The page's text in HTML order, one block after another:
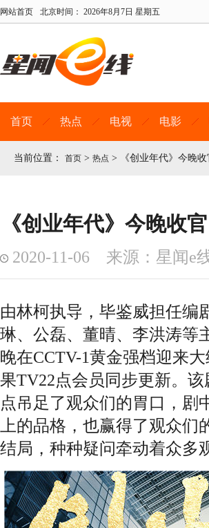
网站首页 北京时间： 2026年8月7日 星期五
首页 热点 电视 电影
当前位置： 首页 > 热点 > 《创业年代》今晚
《创业年代》今晚收
2020-11-06 来源：星闻e
由林柯执导，毕鉴威担任编
琳、公磊、董晴、李洪涛等
晚在CCTV-1黄金强档迎来
果TV22点会员同步更新。
点吊足了观众们的胃口，剧
上的品格，也赢得了观众
结局， 种种疑问牵动着众多